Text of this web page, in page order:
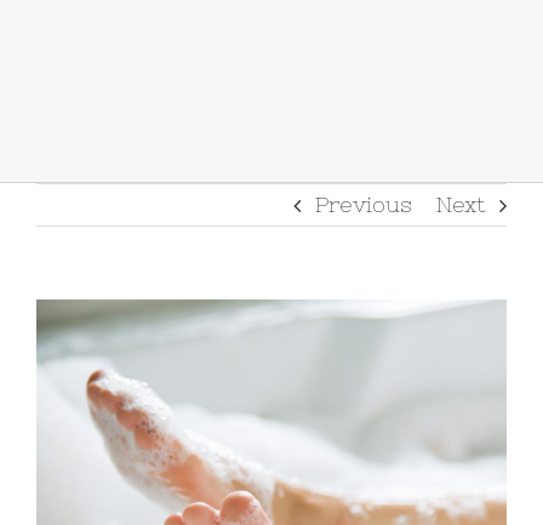
Previous Next
View
Larger
Image